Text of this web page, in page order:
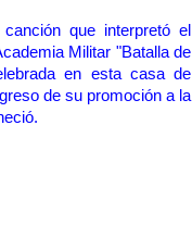
que interpretó el
Militar "Batalla de
en esta casa de
de su promoción a la